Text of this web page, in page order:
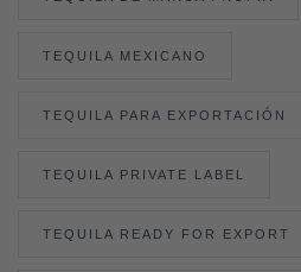
TEQUILA MEXICANO
TEQUILA PARA EXPORTACIÓN
TEQUILA PRIVATE LABEL
TEQUILA READY FOR EXPORT